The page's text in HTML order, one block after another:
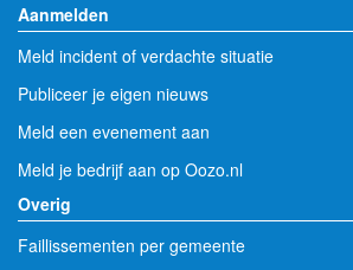
Aanmelden
Meld incident of verdachte situatie
Publiceer je eigen nieuws
Meld een evenement aan
Meld je bedrijf aan op Oozo.nl
Overig
Faillissementen per gemeente